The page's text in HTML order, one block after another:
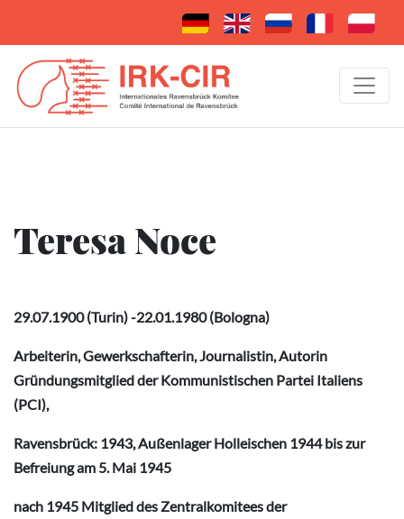
Teresa Noce
29.07.1900 (Turin) -22.01.1980 (Bologna)
Arbeiterin, Gewerkschafterin, Journalistin, Autorin
Gründungsmitglied der Kommunistischen Partei Italiens
(PCI),
Ravensbrück: 1943, Außenlager Holleischen 1944 bis zur
Befreiung am 5. Mai 1945
nach 1945 Mitglied des Zentralkomitees der